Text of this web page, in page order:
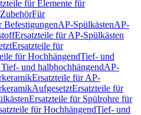
für Elemente für
Für
BefestigungenAP-SpülkästenAP-
Ersatzteile für AP-Spülkästen
Ersatzteile für
für HochhängendTief- und
und halbhochhängendAP-
Ersatzteile für AP-
AufgesetztErsatzteile für
Ersatzteile für Spülrohre für
für HochhängendTief- und